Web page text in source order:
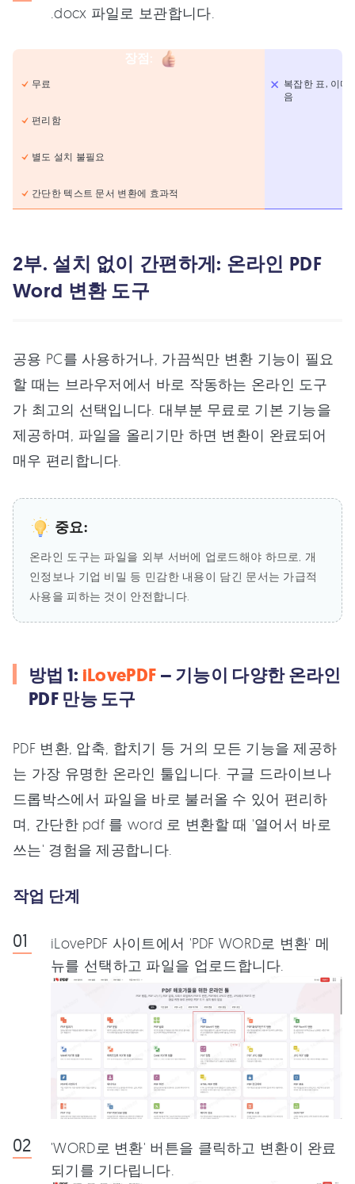
.docx 파일로 보관합니다.
장점:
무료
편리함
별도 설치 불필요
간단한 텍스트 문서 변환에 효과적
복잡한 표, 이미
음
2부. 설치 없이 간편하게: 온라인 PDF
Word 변환 도구
공용 PC를 사용하거나, 가끔씩만 변환 기능이 필요
할 때는 브라우저에서 바로 작동하는 온라인 도구
가 최고의 선택입니다. 대부분 무료로 기본 기능을
제공하며, 파일을 올리기만 하면 변환이 완료되어
매우 편리합니다.
중요:
온라인 도구는 파일을 외부 서버에 업로드해야 하므로, 개
인정보나 기업 비밀 등 민감한 내용이 담긴 문서는 가급적
사용을 피하는 것이 안전합니다.
방법 1: iLovePDF – 기능이 다양한 온라인
PDF 만능 도구
PDF 변환, 압축, 합치기 등 거의 모든 기능을 제공하
는 가장 유명한 온라인 툴입니다. 구글 드라이브나
드롭박스에서 파일을 바로 불러올 수 있어 편리하
며, 간단한 pdf 를 word 로 변환할 때 '열어서 바로
쓰는' 경험을 제공합니다.
작업 단계
iLovePDF 사이트에서 'PDF WORD로 변환' 메
뉴를 선택하고 파일을 업로드합니다.
'WORD로 변환' 버튼을 클릭하고 변환이 완료
되기를 기다립니다.